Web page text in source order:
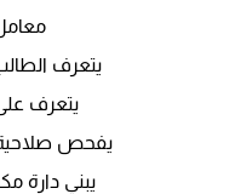
يتعرف
يتعرف
يفحص
يبني دارة